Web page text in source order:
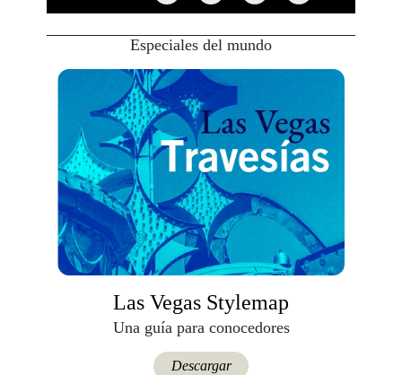
Especiales del mundo
Las Vegas Stylemap
Una guía para conocedores
Descargar